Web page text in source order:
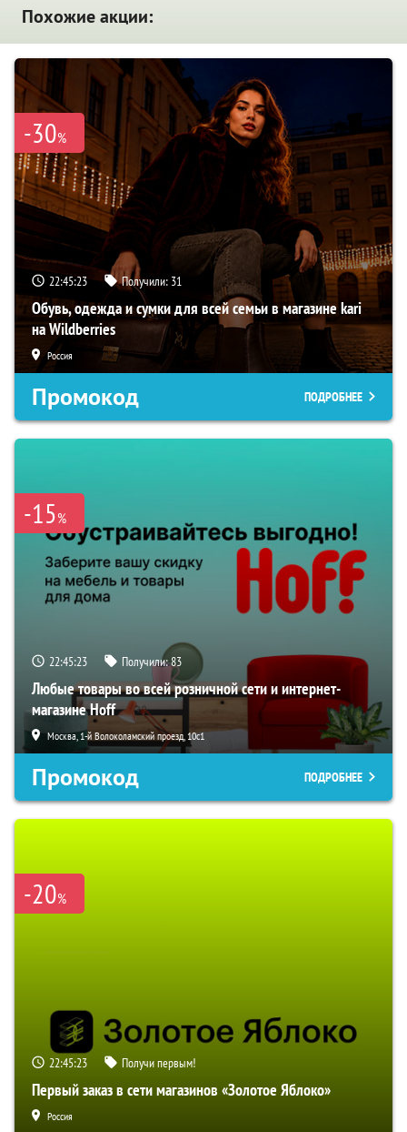
Похожие акции:
-30%
22:45:22 Получили: 31
Обувь, одежда и сумки для всей семьи в магазине kari
на Wildberries
Россия
Промокод ПОДРОБНЕЕ
-15%
22:45:22 Получили:83
Любые товары во всей розничной сети и интернет-
магазине Hoff
Москва, 1-й Волоколамский проезд, 10с1
Промокод ПОДРОБНЕЕ
-20%
22:45:22 Получи первым!
Первый заказ в сети магазинов «Золотое Яблоко»
Россия